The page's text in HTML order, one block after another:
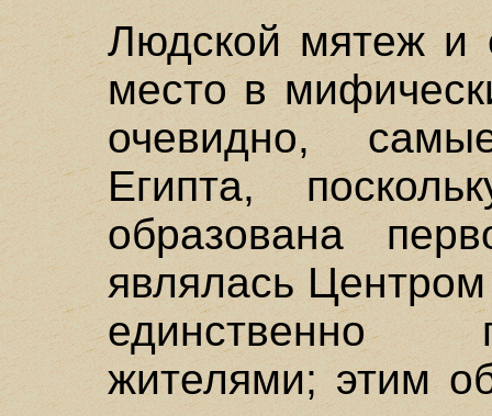
Людской мятеж и
место в
очевидно,
Египта,
образована
являлась
единственно
жителями; этим